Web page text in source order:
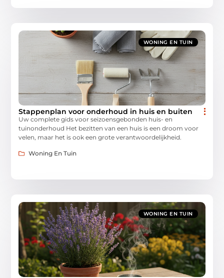
WONING EN TUIN
Stappenplan voor onderhoud in huis en buiten
Uw complete gids voor seizoensgebonden huis- en
tuinonderhoud Het bezitten van een huis is een droom voor
velen, maar het is ook een grote verantwoordelijkheid.
Woning En Tuin
WONING EN TUIN